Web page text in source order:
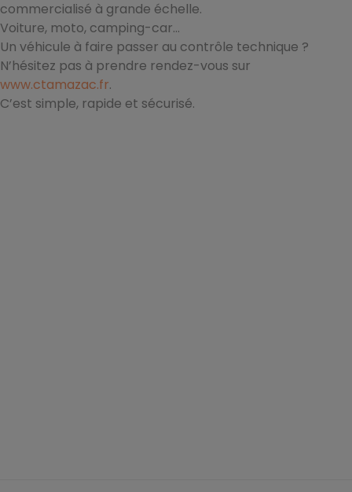
commercialisé à grande échelle.
Voiture, moto, camping-car…
Un véhicule à faire passer au contrôle technique ?
N’hésitez pas à prendre rendez-vous sur
www.ctamazac.fr.
C’est simple, rapide et sécurisé.